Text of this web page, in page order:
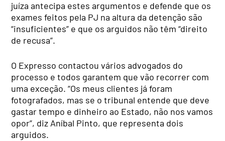
juíza antecipa estes argumentos e defende que os
exames feitos pela PJ na altura da detenção são
“insuficientes” e que os arguidos não têm “direito
de recusa”.
O Expresso contactou vários advogados do
processo e todos garantem que vão recorrer com
uma exceção. “Os meus clientes já foram
fotografados, mas se o tribunal entende que deve
gastar tempo e dinheiro ao Estado, não nos vamos
opor”, diz Aníbal Pinto, que representa dois
arguidos.